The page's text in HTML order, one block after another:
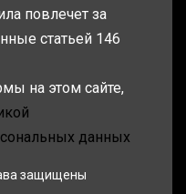
повлечет за
статьей 146
на этом сайте,
данных
защищены